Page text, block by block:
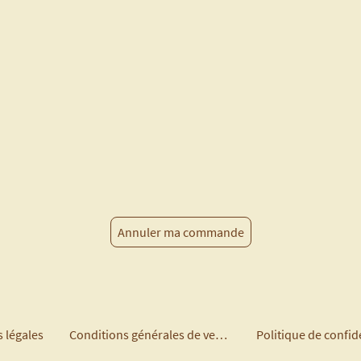
Annuler ma commande
légales Conditions générales de vente Politique de